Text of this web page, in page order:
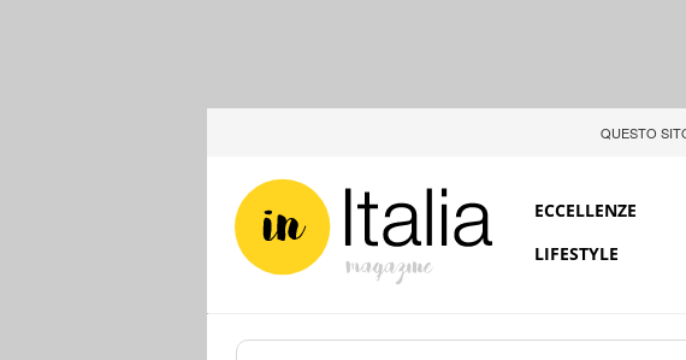
QUESTO
ECCELLENZE
LIFESTYLE